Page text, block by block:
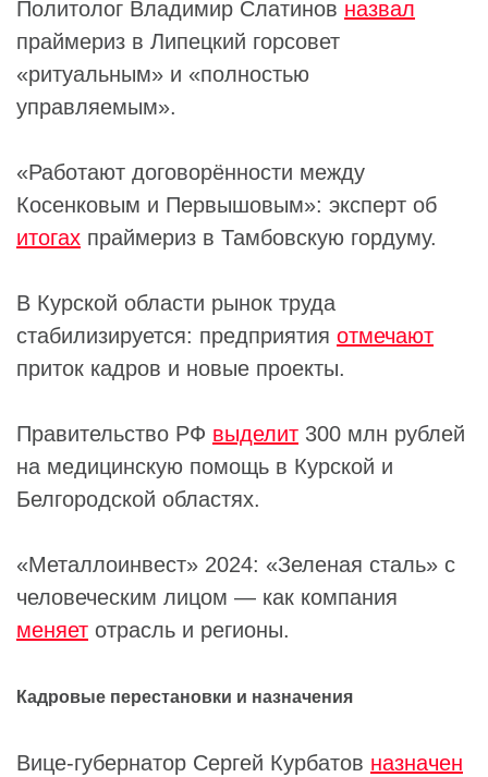
Политолог Владимир Слатинов назвал
праймериз в Липецкий горсовет
«ритуальным» и «полностью
управляемым».
«Работают договорённости между
Косенковым и Первышовым»: эксперт об
итогах праймериз в Тамбовскую гордуму.
В Курской области рынок труда
стабилизируется: предприятия отмечают
приток кадров и новые проекты.
Правительство РФ выделит 300 млн рублей
на медицинскую помощь в Курской и
Белгородской областях.
«Металлоинвест» 2024: «Зеленая сталь» с
человеческим лицом — как компания
меняет отрасль и регионы.
Кадровые перестановки и назначения
Вице-губернатор Сергей Курбатов назначен